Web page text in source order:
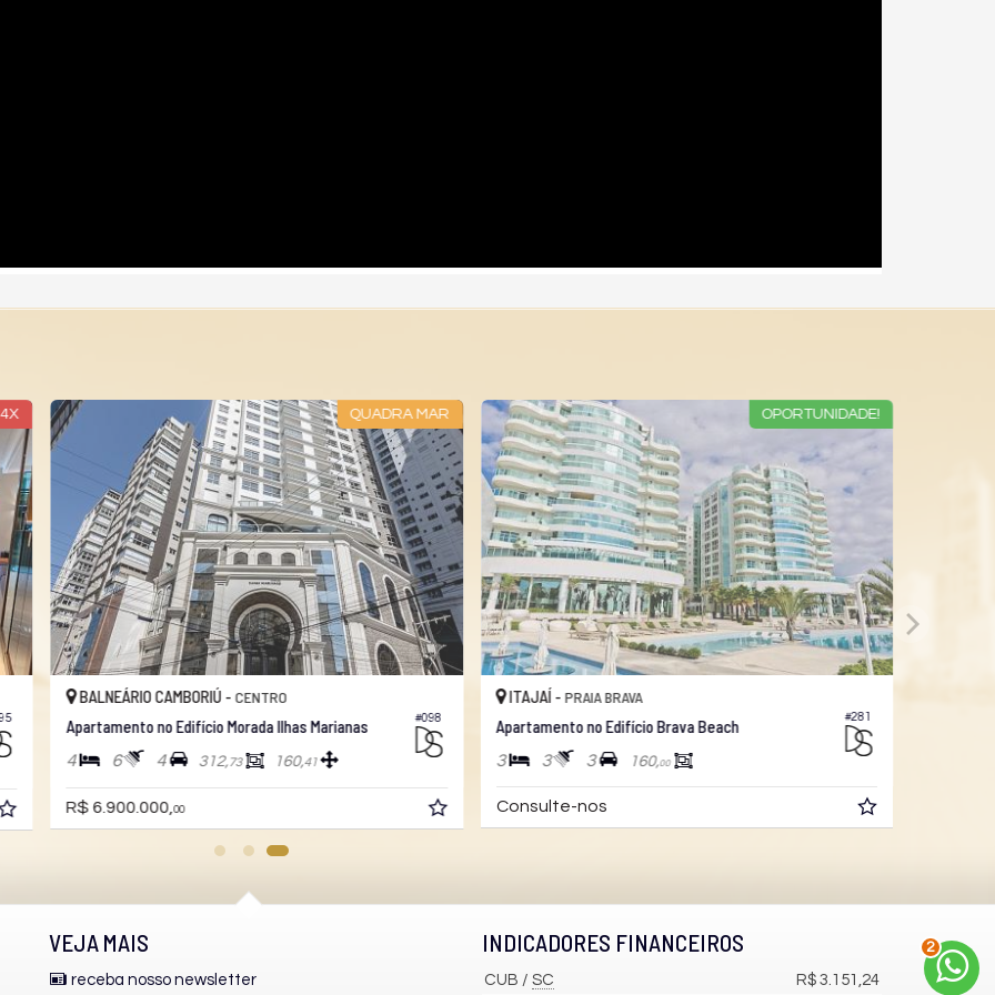
QUADRA MAR
#098
BALNEÁRIO CAMBORIÚ -CENTRO
Apartamento no Edifício Morada Ilhas Marianas
4 6 4 312,73 160,41
R$ 6.900.000,00
OPORTUNIDADE!
#281
ITAJAÍ -PRAIA BRAVA
Apartamento no Edifício Brava Beach
3 3 3 160,00
Consulte-nos
VEJA MAIS
receba nosso newsletter
INDICADORES FINANCEIROS
CUB / SC R$ 3.151,24
3